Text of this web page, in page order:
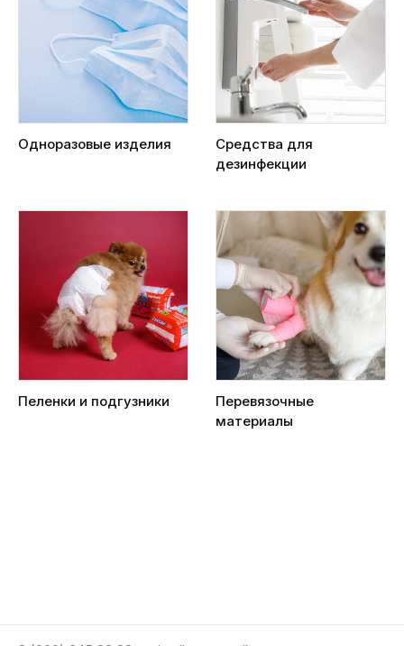
Одноразовые изделия
Средства для
дезинфекции
Пеленки и подгузники
Перевязочные
материалы